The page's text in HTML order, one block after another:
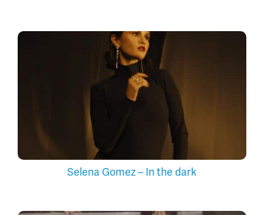
Selena Gomez – In the dark